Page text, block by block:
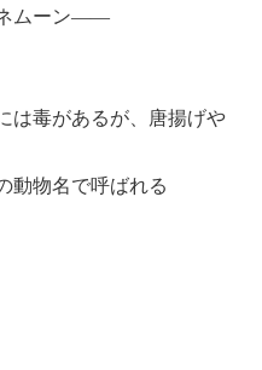
ムーン――
は毒があるが、唐揚げや
動物名で呼ばれる